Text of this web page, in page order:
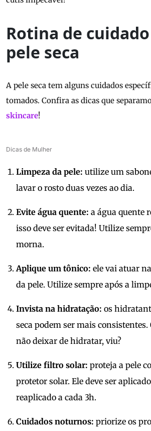
Rotina de
pele seca
A pele seca tem alguns cuidados
tomados. Confira as dicas que
skincare!
Dicas de Mulher
Limpeza da pele: utilize um
lavar o rosto duas vezes ao dia.
Evite água quente: a água quente
isso deve ser evitada! Utilize
morna.
Aplique um tônico: ele vai atuar
da pele. Utilize sempre após a
Invista na hidratação: os
seca podem ser mais
não deixar de hidratar, viu?
Utilize filtro solar: proteja a pele
protetor solar. Ele deve ser
reaplicado a cada 3h.
Cuidados noturnos: priorize os